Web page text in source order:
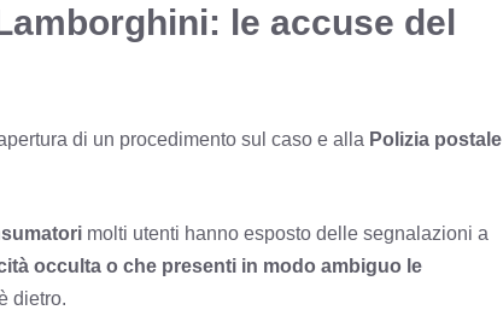
le accuse del
di un procedimento sul caso e alla Polizia postale
molti utenti hanno esposto delle segnalazioni a
occulta o che presenti in modo ambiguo le
dietro.